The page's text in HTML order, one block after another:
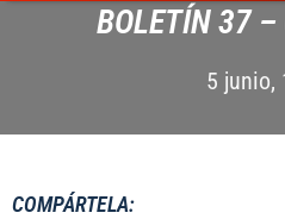
BOLETÍN 37
5 junio,
COMPÁRTELA: